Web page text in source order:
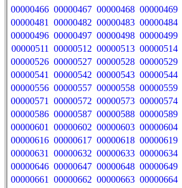
00000466 00000467 00000468 00000469
00000481
00000482 00000483 00000484
00000496 00000497 00000498 00000499
00000511
00000512 00000513 00000514
00000526 00000527 00000528 00000529
00000541
00000542 00000543 00000544
00000556 00000557 00000558 00000559
00000571
00000572 00000573 00000574
00000586 00000587 00000588 00000589
00000601
00000602 00000603 00000604
00000616 00000617 00000618 00000619
00000631
00000632 00000633 00000634
00000646 00000647 00000648 00000649
00000661
00000662 00000663 00000664